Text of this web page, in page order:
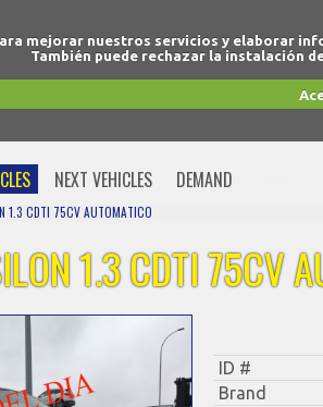
mejorar nuestros servicios y elaborar
También puede rechazar la instalación
NEXT VEHICLES DEMAND
1.3 CDTI 75CV AUTOMATICO
1.3 CDTI 75CV
ID #
Brand